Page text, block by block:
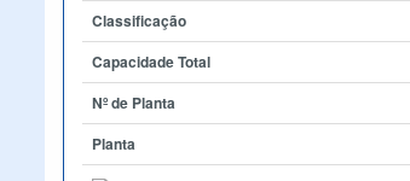
Classificação
Capacidade Total
Nº de Planta
Planta